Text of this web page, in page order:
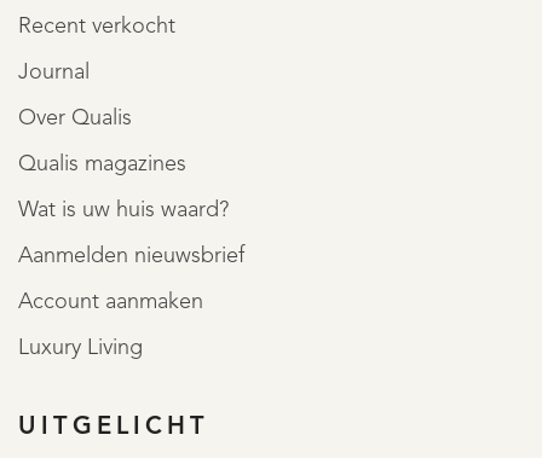
Recent verkocht
Journal
Over Qualis
Qualis magazines
Wat is uw huis waard?
Aanmelden nieuwsbrief
Account aanmaken
Luxury Living
UITGELICHT